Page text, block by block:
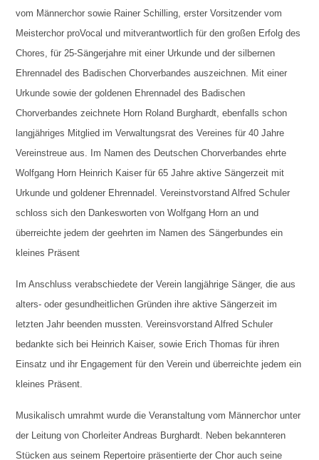
vom Männerchor sowie Rainer Schilling, erster Vorsitzender vom
Meisterchor proVocal und mitverantwortlich für den großen Erfolg des
Chores, für 25-Sängerjahre mit einer Urkunde und der silbernen
Ehrennadel des Badischen Chorverbandes auszeichnen. Mit einer
Urkunde sowie der goldenen Ehrennadel des Badischen
Chorverbandes zeichnete Horn Roland Burghardt, ebenfalls schon
langjähriges Mitglied im Verwaltungsrat des Vereines für 40 Jahre
Vereinstreue aus. Im Namen des Deutschen Chorverbandes ehrte
Wolfgang Horn Heinrich Kaiser für 65 Jahre aktive Sängerzeit mit
Urkunde und goldener Ehrennadel. Vereinstvorstand Alfred Schuler
schloss sich den Dankesworten von Wolfgang Horn an und
überreichte jedem der geehrten im Namen des Sängerbundes ein
kleines Präsent
Im Anschluss verabschiedete der Verein langjährige Sänger, die aus
alters- oder gesundheitlichen Gründen ihre aktive Sängerzeit im
letzten Jahr beenden mussten. Vereinsvorstand Alfred Schuler
bedankte sich bei Heinrich Kaiser, sowie Erich Thomas für ihren
Einsatz und ihr Engagement für den Verein und überreichte jedem ein
kleines Präsent.
Musikalisch umrahmt wurde die Veranstaltung vom Männerchor unter
der Leitung von Chorleiter Andreas Burghardt. Neben bekannteren
Stücken aus seinem Repertoire präsentierte der Chor auch seine